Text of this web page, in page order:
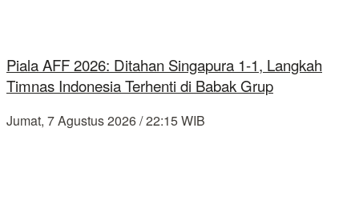
Piala AFF 2026: Ditahan Singapura 1-1, Langkah
Timnas Indonesia Terhenti di Babak Grup
Jumat, 7 Agustus 2026 / 22:15 WIB